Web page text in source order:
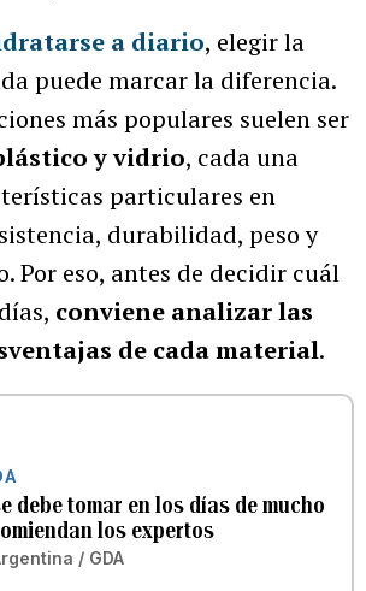
a diario, elegir la
puede marcar la diferencia.
más populares suelen ser
y vidrio, cada una
particulares en
durabilidad, peso y
Por eso, antes de decidir cuál
conviene analizar las
de cada material.
debe tomar en los días de mucho
los expertos
/ GDA